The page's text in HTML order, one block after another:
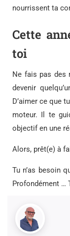
nourrissent ta
Cette
toi
Ne fais pas des
devenir
D’aimer ce que
moteur. Il te
objectif en une
Alors, prêt(e) à
Tu n’as besoin
Profondément …